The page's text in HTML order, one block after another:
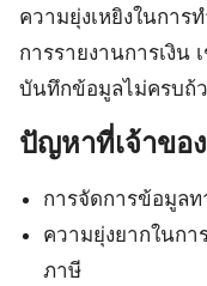
ความยุ่งเหยิงในกา
การรายงานการเงิน
บันทึกข้อมูลไม่ครบถ้
ปัญหาที่เจ้าขอ
การจัดการข้อมูลท
ความยุ่งยากในกา
ภาษี